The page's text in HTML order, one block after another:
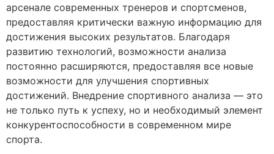
арсенале современных тренеров и спортсменов,
предоставляя критически важную информацию для
достижения высоких результатов. Благодаря
развитию технологий, возможности анализа
постоянно расширяются, предоставляя все новые
возможности для улучшения спортивных
достижений. Внедрение спортивного анализа — это
не только путь к успеху, но и необходимый элемент
конкурентоспособности в современном мире
спорта.